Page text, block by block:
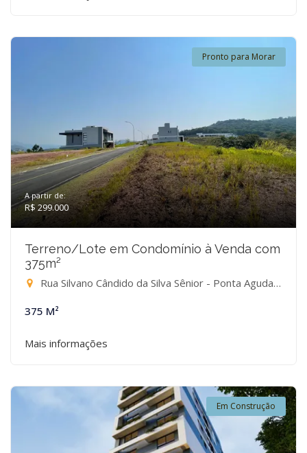
Pronto para Morar
A partir de:
R$ 299.000
Terreno/Lote em Condomínio à Venda com
375m²
Rua Silvano Cândido da Silva Sênior - Ponta Aguda, Blumenau-SC
375 M²
Mais informações
Em Construção